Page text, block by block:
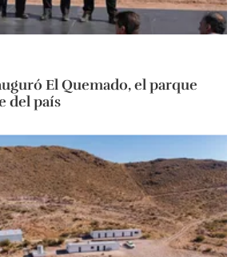
El Quemado, el parque
del país